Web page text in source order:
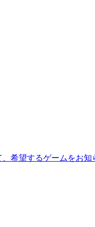
希望するゲームをお知